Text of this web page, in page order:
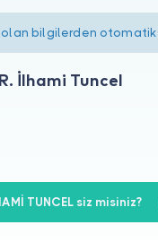
olan bilgilerden
İlhami Tuncel
TUNCEL siz misiniz?